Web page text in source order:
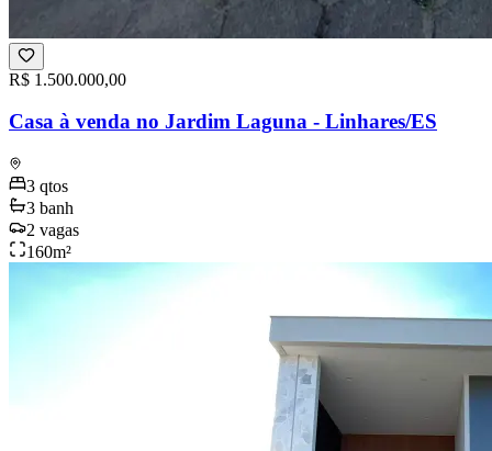
R$ 1.500.000,00
Casa à venda no Jardim Laguna - Linhares/ES
3 qtos
3 banh
2 vagas
160m²